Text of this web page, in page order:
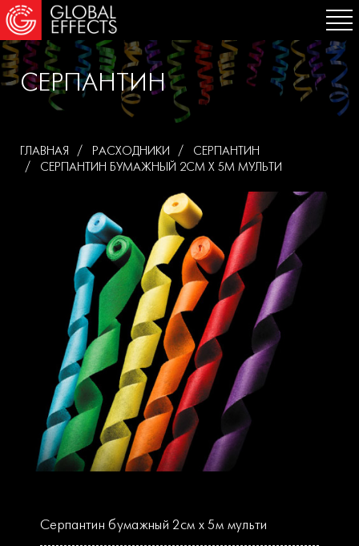
СЕРПАНТИН
ГЛАВНАЯ РАСХОДНИКИ
СЕРПАНТИН
СЕРПАНТИН БУМАЖНЫЙ 2СМ Х 5М МУЛЬТИ
Серпантин бумажный 2см х 5м мульти